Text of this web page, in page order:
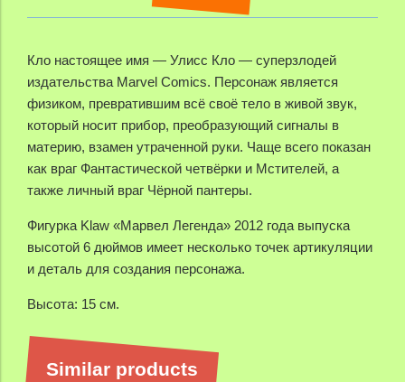
Кло настоящее имя — Улисс Кло — суперзлодей
издательства Marvel Comics. Персонаж является
физиком, превратившим всё своё тело в живой звук,
который носит прибор, преобразующий сигналы в
материю, взамен утраченной руки. Чаще всего показан
как враг Фантастической четвёрки и Мстителей, а
также личный враг Чёрной пантеры.
Фигурка Klaw «Марвел Легенда» 2012 года выпуска
высотой 6 дюймов имеет несколько точек артикуляции
и деталь для создания персонажа.
Высота: 15 см.
Similar products